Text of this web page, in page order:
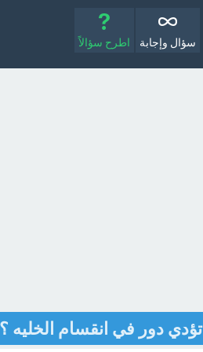
سؤال وإجابة اطرح سؤالاً
تؤدي دور في انقسام الخليه